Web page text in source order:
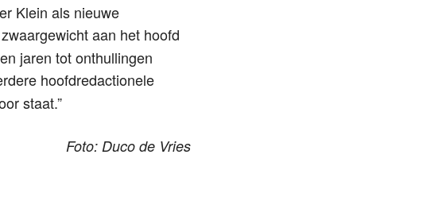
Klein als nieuwe
aan het hoofd
jaren tot onthullingen
hoofdredactionele
staat.”
Foto: Duco de Vries